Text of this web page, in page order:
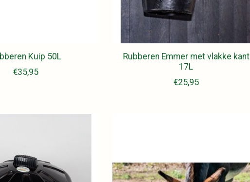
Kuip 50L
€35,95
Rubberen Emmer met vlakke kant
17L
€25,95